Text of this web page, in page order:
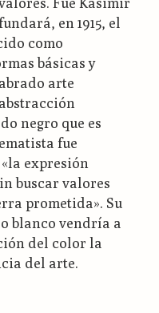
en 1915, el
como
básicas y
arte
negro que es
fue
«la expresión
buscar valores
prometida». Su
blanco vendría a
del color la
del arte.